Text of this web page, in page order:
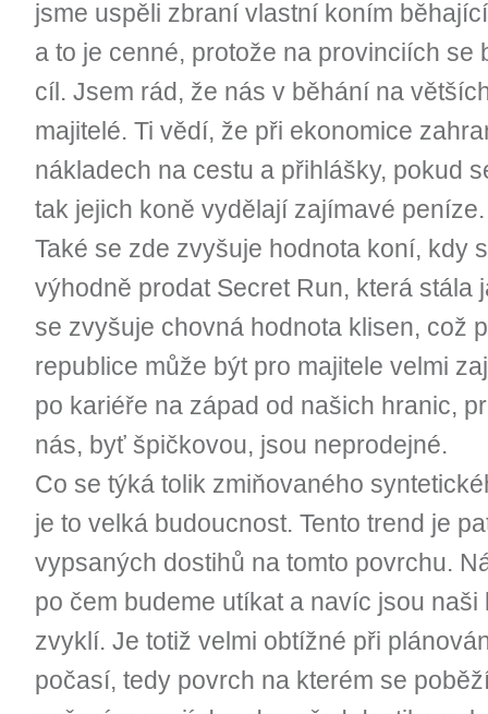
jsme uspěli zbraní vlastní koním
a to je cenné, protože na provinciích se
cíl. Jsem rád, že nás v běhání na
majitelé. Ti vědí, že při ekonomice
nákladech na cestu a přihlášky, pokud
tak jejich koně vydělají zajímavé peníze.
Také se zde zvyšuje hodnota koní, kdy
výhodně prodat Secret Run, která stála
se zvyšuje chovná hodnota klisen, což
republice může být pro majitele velmi
po kariéře na západ od našich hranic,
nás, byť špičkovou, jsou neprodejné.
Co se týká tolik zmiňovaného
je to velká budoucnost. Tento trend je
vypsaných dostihů na tomto povrchu.
po čem budeme utíkat a navíc jsou
zvyklí. Je totiž velmi obtížné při
počasí, tedy povrch na kterém se